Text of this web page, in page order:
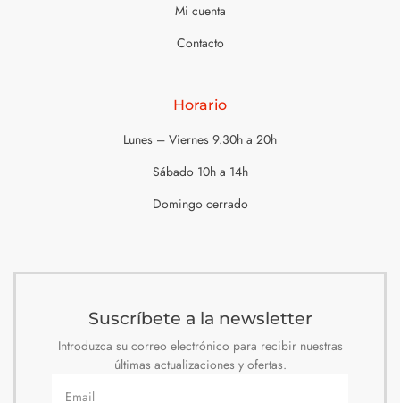
Mi cuenta
Contacto
Horario
Lunes – Viernes 9.30h a 20h
Sábado 10h a 14h
Domingo cerrado
Suscríbete a la newsletter
Introduzca su correo electrónico para recibir nuestras
últimas actualizaciones y ofertas.